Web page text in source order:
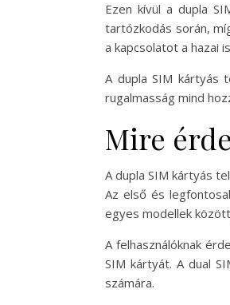
Ezen kívül a dupla
tartózkodás során,
a kapcsolatot a hazai
A dupla SIM kártyás
rugalmasság mind
Mire
A dupla SIM kártyás
Az első és
egyes modellek
A felhasználóknak
SIM kártyát. A dual
számára.